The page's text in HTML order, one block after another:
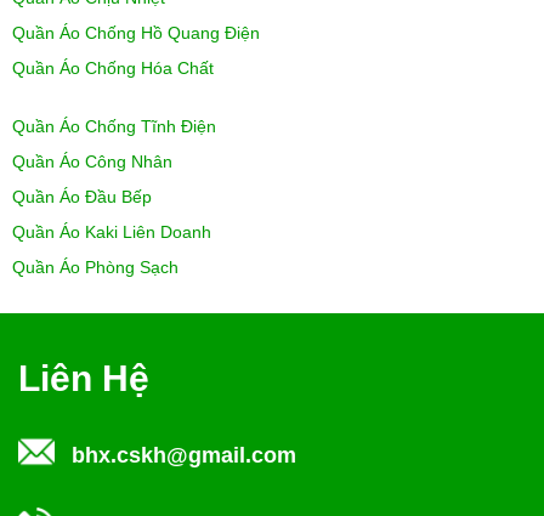
Quần Áo Chống Hồ Quang Điện
Quần Áo Chống Hóa Chất
Quần Áo Chống Tĩnh Điện
Quần Áo Công Nhân
Quần Áo Đầu Bếp
Quần Áo Kaki Liên Doanh
Quần Áo Phòng Sạch
Liên Hệ
bhx.cskh@gmail.com